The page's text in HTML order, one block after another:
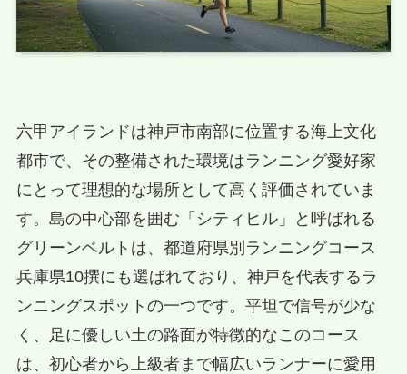
六甲アイランドは神戸市南部に位置する海上文化
都市で、その整備された環境はランニング愛好家
にとって理想的な場所として高く評価されていま
す。島の中心部を囲む「シティヒル」と呼ばれる
グリーンベルトは、都道府県別ランニングコース
兵庫県10撰にも選ばれており、神戸を代表するラ
ンニングスポットの一つです。平坦で信号が少な
く、足に優しい土の路面が特徴的なこのコース
は、初心者から上級者まで幅広いランナーに愛用